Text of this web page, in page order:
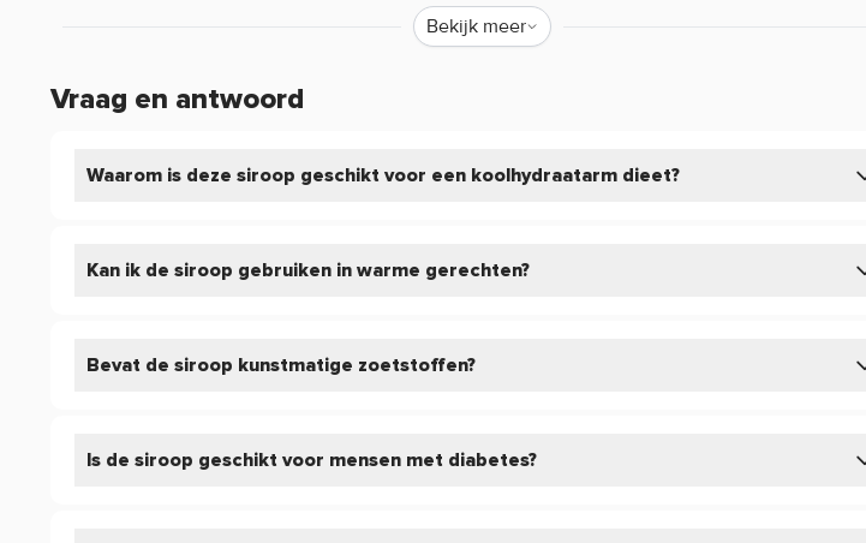
Eigenschappen Pure. Low Carb Syrup
drankjes, zoals pannenkoeken, wafels, yoghurt, smoothies en meer.
Laag in vetten en suikers
Pure. Low Carb Syrup is niet alleen overheerlijk, maar ook ontzettend veelzijdig. Gebruik het als
onze siroop en ontdek een nieuwe wereld van smaak zonder schuldgevoel. Bekijk ook de Pure.
Bekijk meer
Vraag en antwoord
Waarom is deze siroop geschikt voor een koolhydraatarm dieet?
Kan ik de siroop gebruiken in warme gerechten?
Bevat de siroop kunstmatige zoetstoffen?
Is de siroop geschikt voor mensen met diabetes?